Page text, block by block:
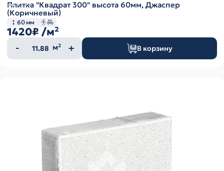
Плитка "Квадрат 300" высота 60мм, Джаспер
(Коричневый)
60 мм
1420₽ /м²
Количество
товара
м² В корзину